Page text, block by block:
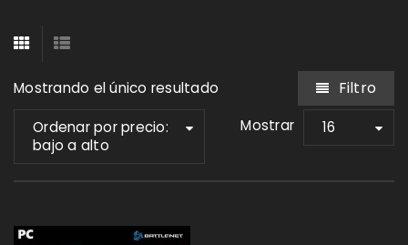
Mostrando el único resultado Filtro
Ordenar por precio:
bajo a alto
Mostrar 16